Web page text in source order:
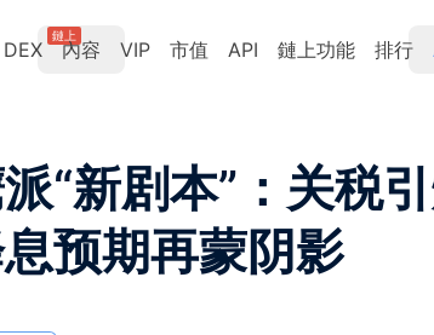
DEX
鏈上
內容 VIP 市值 API 鏈上功能 排行
“新剧本”：关税
预期再蒙阴影